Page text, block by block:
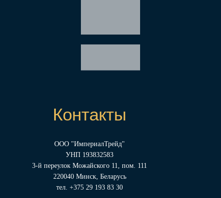
Контакты
ООО "ИмпериалТрейд"
УНП 193832583
3-й переулок Можайского 11, пом. 111
220040 Минск, Беларусь
тел. +375 29 193 83 30